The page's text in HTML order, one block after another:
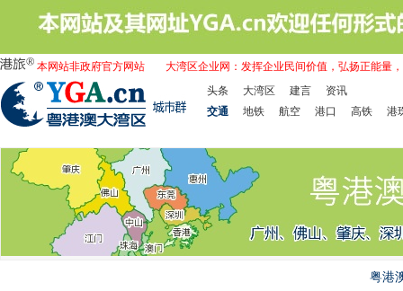
本网站非政府官方网站
大湾区企业网：发挥企业民间价值，弘扬正能量
头条
大湾区 建言
资讯
交通
地铁 航空 港口 高铁 港
粤港